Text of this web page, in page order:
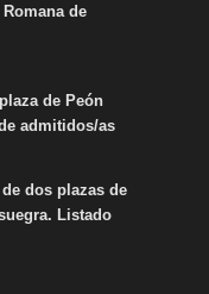
de
de Peón
admitidos/as
dos plazas de
Listado